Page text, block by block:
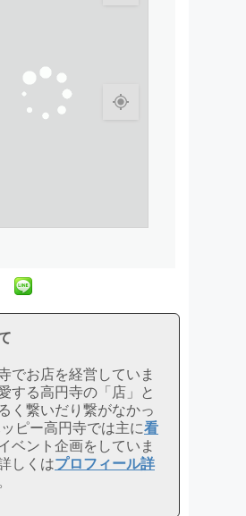
でお店を経営していま
する高円寺の「店」と
く繋いだり繋がなかっ
ピー高円寺では主に看
ベント企画をしていま
しくはプロフィール詳